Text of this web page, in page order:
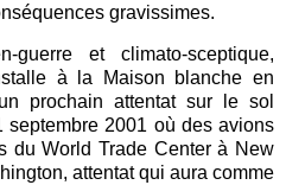
gravissimes.
et climato-sceptique,
à la Maison blanche en
prochain attentat sur le sol
2001 où des avions
du World Trade Center à New
attentat qui aura comme